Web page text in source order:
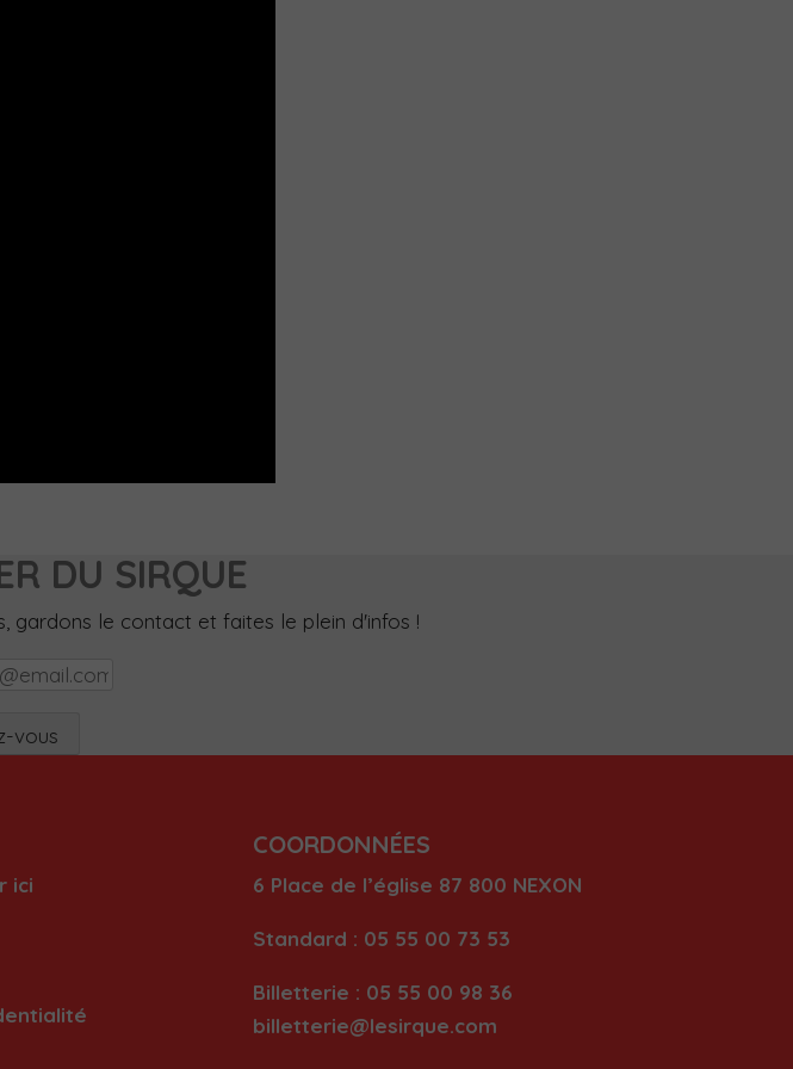
DU SIRQUE
gardons le contact et faites le plein d'infos !
ici
COORDONNÉES
6 Place de l’église 87 800 NEXON
Standard : 05 55 00 73 53
Billetterie : 05 55 00 98 36
billetterie@lesirque.com